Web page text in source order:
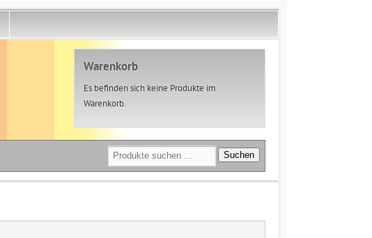
Warenkorb
Es befinden sich keine Produkte im
Warenkorb.
Suchen
nach:
Suchen